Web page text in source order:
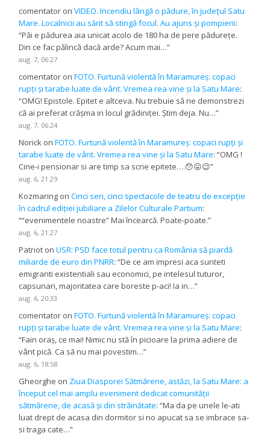
comentator onVIDEO. Incendiu lângă o pădure, în județul Satu
Mare. Localnicii au sărit să stingă focul. Au ajuns și pompierii:
“Păi e pădurea aia unicat acolo de 180 ha de pere pădurețe.
Din ce fac pălincă dacă arde? Acum mai…”
aug. 7, 06:27
comentator onFOTO. Furtună violentă în Maramureș: copaci
rupți și tarabe luate de vânt. Vremea rea vine și la Satu Mare:
“OMG! Epistole. Epitet e altceva. Nu trebuie să ne demonstrezi
că ai preferat crășma in locul grădiniței. Știm deja. Nu…”
aug. 7, 06:24
Norick onFOTO. Furtună violentă în Maramureș: copaci rupți și
tarabe luate de vânt. Vremea rea vine și la Satu Mare: “OMG !
Cine-i pensionar si are timp sa scrie epitete….😯😛😉”
aug. 6, 21:29
Kozmaring onCinci seri, cinci spectacole de teatru de excepție
în cadrul ediției jubiliare a Zilelor Culturale Partium:
““evenimentele noastre” Mai încearcă. Poate-poate.”
aug. 6, 21:27
Patriot onUSR: PSD face totul pentru ca România să piardă
miliarde de euro din PNRR: “De ce am impresi aca sunteti
emigranti existentiali sau economici, pe intelesul tuturor,
capsunari, majoritatea care boreste p-aci! Ia in…”
aug. 6, 20:33
comentator onFOTO. Furtună violentă în Maramureș: copaci
rupți și tarabe luate de vânt. Vremea rea vine și la Satu Mare:
“Fain oraș, ce mai! Nimic nu stă în picioare la prima adiere de
vânt pică. Ca să nu mai povestim…”
aug. 6, 18:58
Gheorghe on Ziua Diasporei Sătmărene, astăzi, la Satu Mare: a
început cel mai amplu eveniment dedicat comunității
sătmărene, de acasă și din străinătate: “Ma da pe unele le-ati
luat drept de acasa din dormitor si no apucat sa se imbrace sa-
si traga cate…”